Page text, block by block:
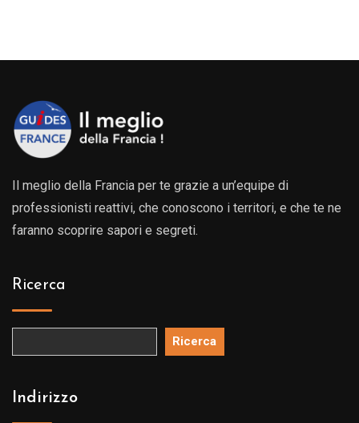
Il meglio della Francia per te grazie a un’equipe di
professionisti reattivi, che conoscono i territori, e che te ne
faranno scoprire sapori e segreti.
Ricerca
Ricerca
Indirizzo